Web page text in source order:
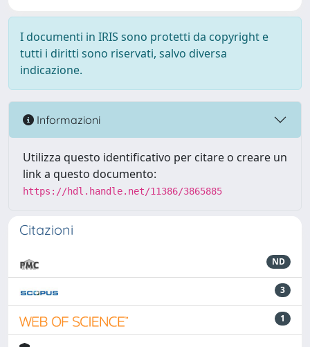
I documenti in IRIS sono protetti da copyright e
tutti i diritti sono riservati, salvo diversa
indicazione.
Informazioni
Utilizza questo identificativo per citare o creare un
link a questo documento:
https://hdl.handle.net/11386/3865885
Citazioni
ND
3
1